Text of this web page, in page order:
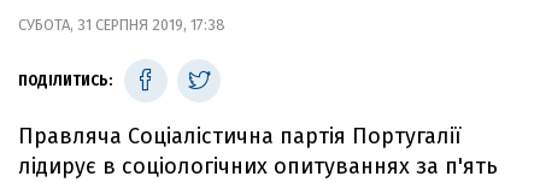
СУБОТА, 31 СЕРПНЯ 2019, 17:38
ПОДІЛИТИСЬ:
Правляча Соціалістична партія Португалії
лідирує в соціологічних опитуваннях за п'ять